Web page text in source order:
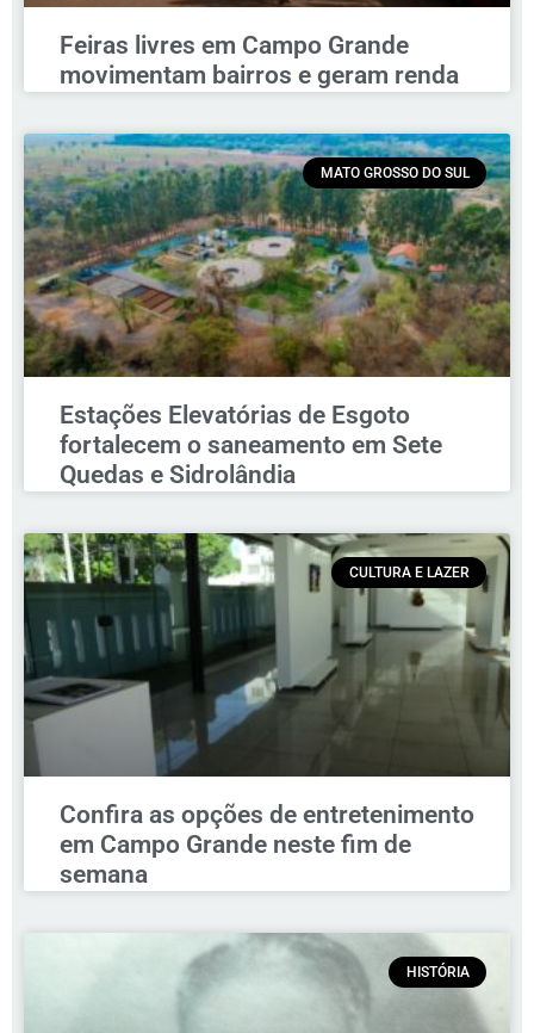
Feiras livres em Campo Grande
movimentam bairros e geram renda
MATO GROSSO DO SUL
Estações Elevatórias de Esgoto
fortalecem o saneamento em Sete
Quedas e Sidrolândia
CULTURA E LAZER
Confira as opções de entretenimento
em Campo Grande neste fim de
semana
HISTÓRIA